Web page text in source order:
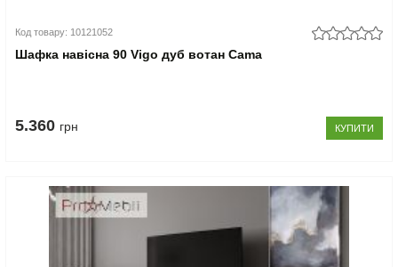
Код товару: 10121052
Шафка навісна 90 Vigo дуб вотан Cama
5.360 грн КУПИТИ